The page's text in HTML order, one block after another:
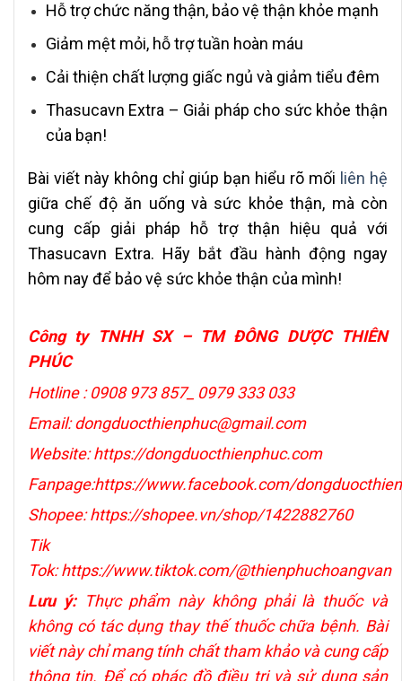
Hỗ trợ chức năng thận, bảo vệ thận khỏe mạnh
Giảm mệt mỏi, hỗ trợ tuần hoàn máu
Cải thiện chất lượng giấc ngủ và giảm tiểu đêm
Thasucavn Extra – Giải pháp cho sức khỏe thận
của bạn!
Bài viết này không chỉ giúp bạn hiểu rõ mối liên hệ
giữa chế độ ăn uống và sức khỏe thận, mà còn
cung cấp giải pháp hỗ trợ thận hiệu quả với
Thasucavn Extra. Hãy bắt đầu hành động ngay
hôm nay để bảo vệ sức khỏe thận của mình!
Công ty TNHH SX – TM ĐÔNG DƯỢC THIÊN
PHÚC
Hotline : 0908 973 857_ 0979 333 033
Email: dongduocthienphuc@gmail.com
Website: https://dongduocthienphuc.com
Fanpage:https://www.facebook.com/
Shopee:https://shopee.vn/shop/1422882760
Tik
Tok:https://www.tiktok.com/@thienphuchoangvan
Lưu ý:Thực phẩm này không phải là thuốc và
không có tác dụng thay thế thuốc chữa bệnh. Bài
viết này chỉ mang tính chất tham khảo và cung cấp
thông tin. Để có phác đồ điều trị và sử dụng sản